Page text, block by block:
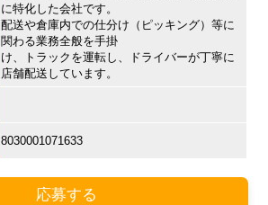
に特化した会社です。
配送や倉庫内での仕分け（ピッキング）等に
関わる業務全般を手掛
け、トラックを運転し、ドライバーが丁寧に
店舗配送しています。
8030001071633
応募する